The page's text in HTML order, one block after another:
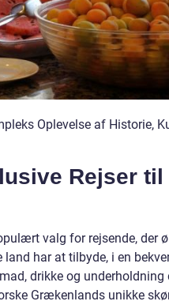
Oplevelse af Historie,
Rejser til
valg for rejsende, der
har at tilbyde, i en
drikke og
Grækenlands unikke